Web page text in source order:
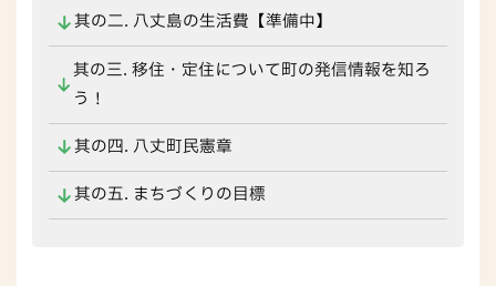
其の二. 八丈島の生活費【準備中】
其の三. 移住・定住について町の発信情報を知ろ
う！
其の四. 八丈町民憲章
其の五. まちづくりの目標